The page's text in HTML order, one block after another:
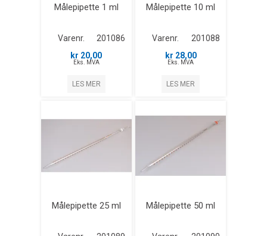
Målepipette 1 ml
Varenr.
201086
kr 20,00
Eks. MVA
LES MER
Målepipette 10 ml
Varenr.
201088
kr 28,00
Eks. MVA
LES MER
Målepipette 25 ml Målepipette 50 ml